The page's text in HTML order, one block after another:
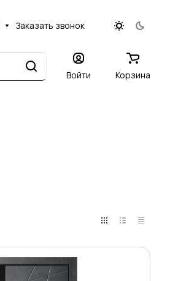
Заказать звонок
Войти Корзина